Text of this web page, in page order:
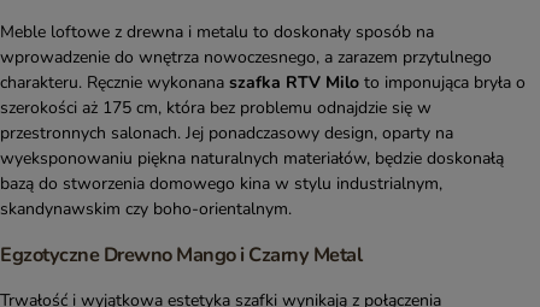
Meble loftowe z drewna i metalu to doskonały sposób na
wprowadzenie do wnętrza nowoczesnego, a zarazem przytulnego
charakteru. Ręcznie wykonana szafka RTV Milo to imponująca bryła o
szerokości aż 175 cm, która bez problemu odnajdzie się w
przestronnych salonach. Jej ponadczasowy design, oparty na
wyeksponowaniu piękna naturalnych materiałów, będzie doskonałą
bazą do stworzenia domowego kina w stylu industrialnym,
skandynawskim czy boho-orientalnym.
Egzotyczne Drewno Mango i Czarny Metal
Trwałość i wyjątkowa estetyka szafki wynikają z połączenia